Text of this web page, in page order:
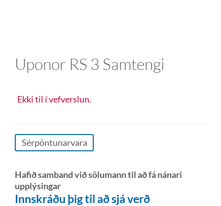
Uponor RS 3 Samtengi
Ekki til í vefverslun.
Sérpöntunarvara
Hafið samband við sölumann til að fá nánari
upplýsingar
Innskráðu þig til að sjá verð